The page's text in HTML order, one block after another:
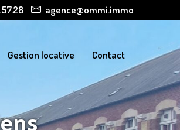
agence@ommi.immo
Gestion locative Contact